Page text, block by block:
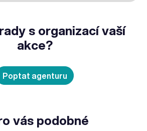
s organizací vaší
akce?
Poptat agenturu
vás podobné